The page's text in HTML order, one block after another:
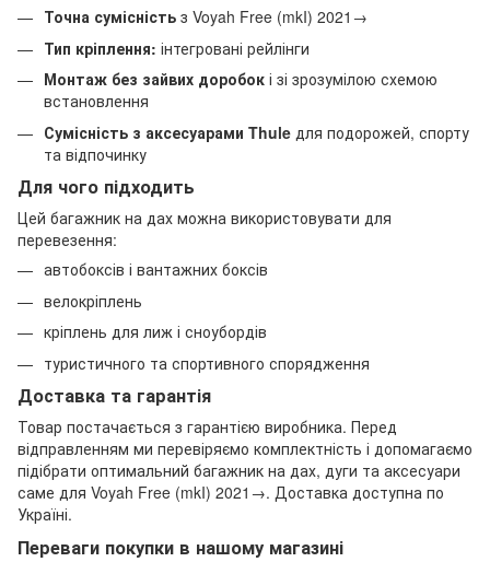
Точна сумісність з Voyah Free (mkI) 2021→
Тип кріплення: інтегровані рейлінги
Монтаж без зайвих доробок і зі зрозумілою схемою
встановлення
Сумісність з аксесуарами Thule для подорожей, спорту
та відпочинку
Для чого підходить
Цей багажник на дах можна використовувати для
перевезення:
автобоксів і вантажних боксів
велокріплень
кріплень для лиж і сноубордів
туристичного та спортивного спорядження
Доставка та гарантія
Товар постачається з гарантією виробника. Перед
відправленням ми перевіряємо комплектність і допомагаємо
підібрати оптимальний багажник на дах, дуги та аксесуари
саме для Voyah Free (mkI) 2021→. Доставка доступна по
Україні.
Переваги покупки в нашому магазині